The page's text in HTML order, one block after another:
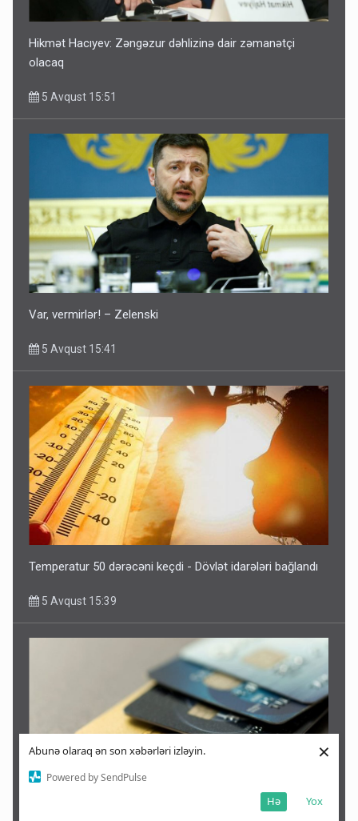
Abunə olaraq ən son xəbərləri izləyin.
Powered by SendPulse
Yox
Hə
×
Hikmət Hacıyev: Zəngəzur dəhlizinə dair zəmanətçi
olacaq
5 Avqust 15:51
Var, vermirlər! – Zelenski
5 Avqust 15:41
Temperatur 50 dərəcəni keçdi - Dövlət idarələri bağlandı
5 Avqust 15:39